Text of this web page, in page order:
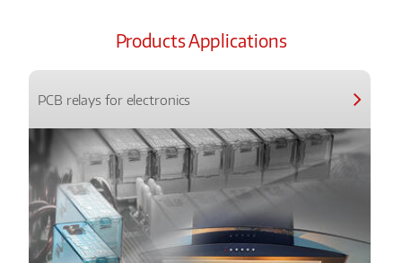
Products Applications
PCB relays for electronics